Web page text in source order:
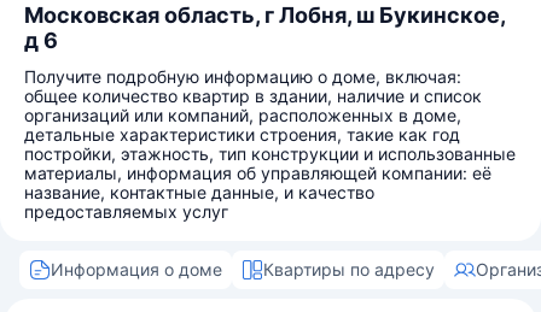
Московская область, г Лобня, ш Букинское,
д 6
Получите подробную информацию о доме, включая:
общее количество квартир в здании, наличие и список
организаций или компаний, расположенных в доме,
детальные характеристики строения, такие как год
постройки, этажность, тип конструкции и использованные
материалы, информация об управляющей компании: её
название, контактные данные, и качество
предоставляемых услуг
Информация о доме Квартиры по адресу